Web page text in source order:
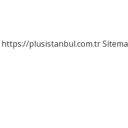
https://plusistanbul.com.tr